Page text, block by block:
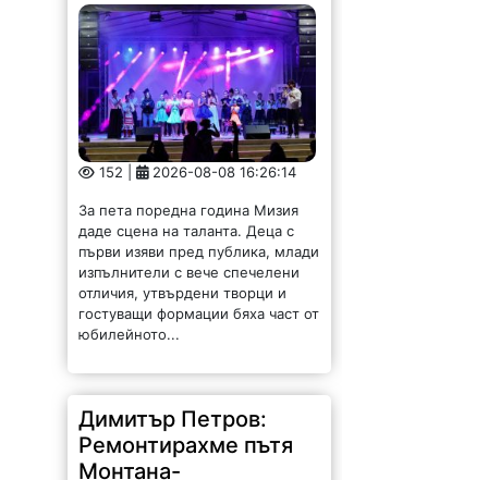
152 | 2026-08-08 16:26:14
За пета поредна година Мизия
даде сцена на таланта. Деца с
първи изяви пред публика, млади
изпълнители с вече спечелени
отличия, утвърдени творци и
гостуващи формации бяха част от
юбилейното...
Димитър Петров:
Ремонтирахме пътя
Монтана-
Владимирово-Мадан
след сигнали на
граждани